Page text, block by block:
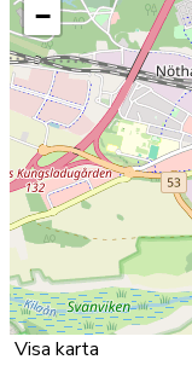
−
Visa karta